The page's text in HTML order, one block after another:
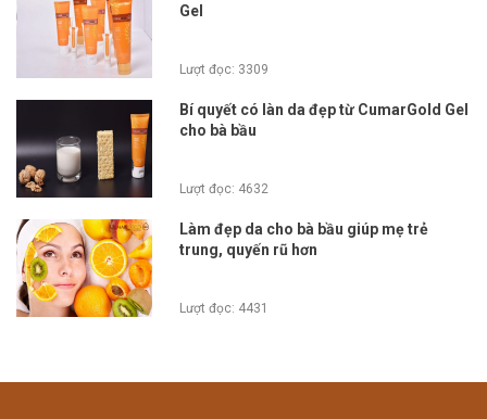
Gel
Lượt đọc: 3309
Bí quyết có làn da đẹp từ CumarGold Gel
cho bà bầu
Lượt đọc: 4632
Làm đẹp da cho bà bầu giúp mẹ trẻ
trung, quyến rũ hơn
Lượt đọc: 4431